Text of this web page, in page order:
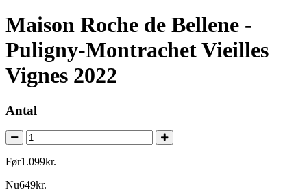
Maison Roche de Bellene -
Puligny-Montrachet Vieilles
Vignes 2022
Antal
Før1.099kr.
Nu649kr.